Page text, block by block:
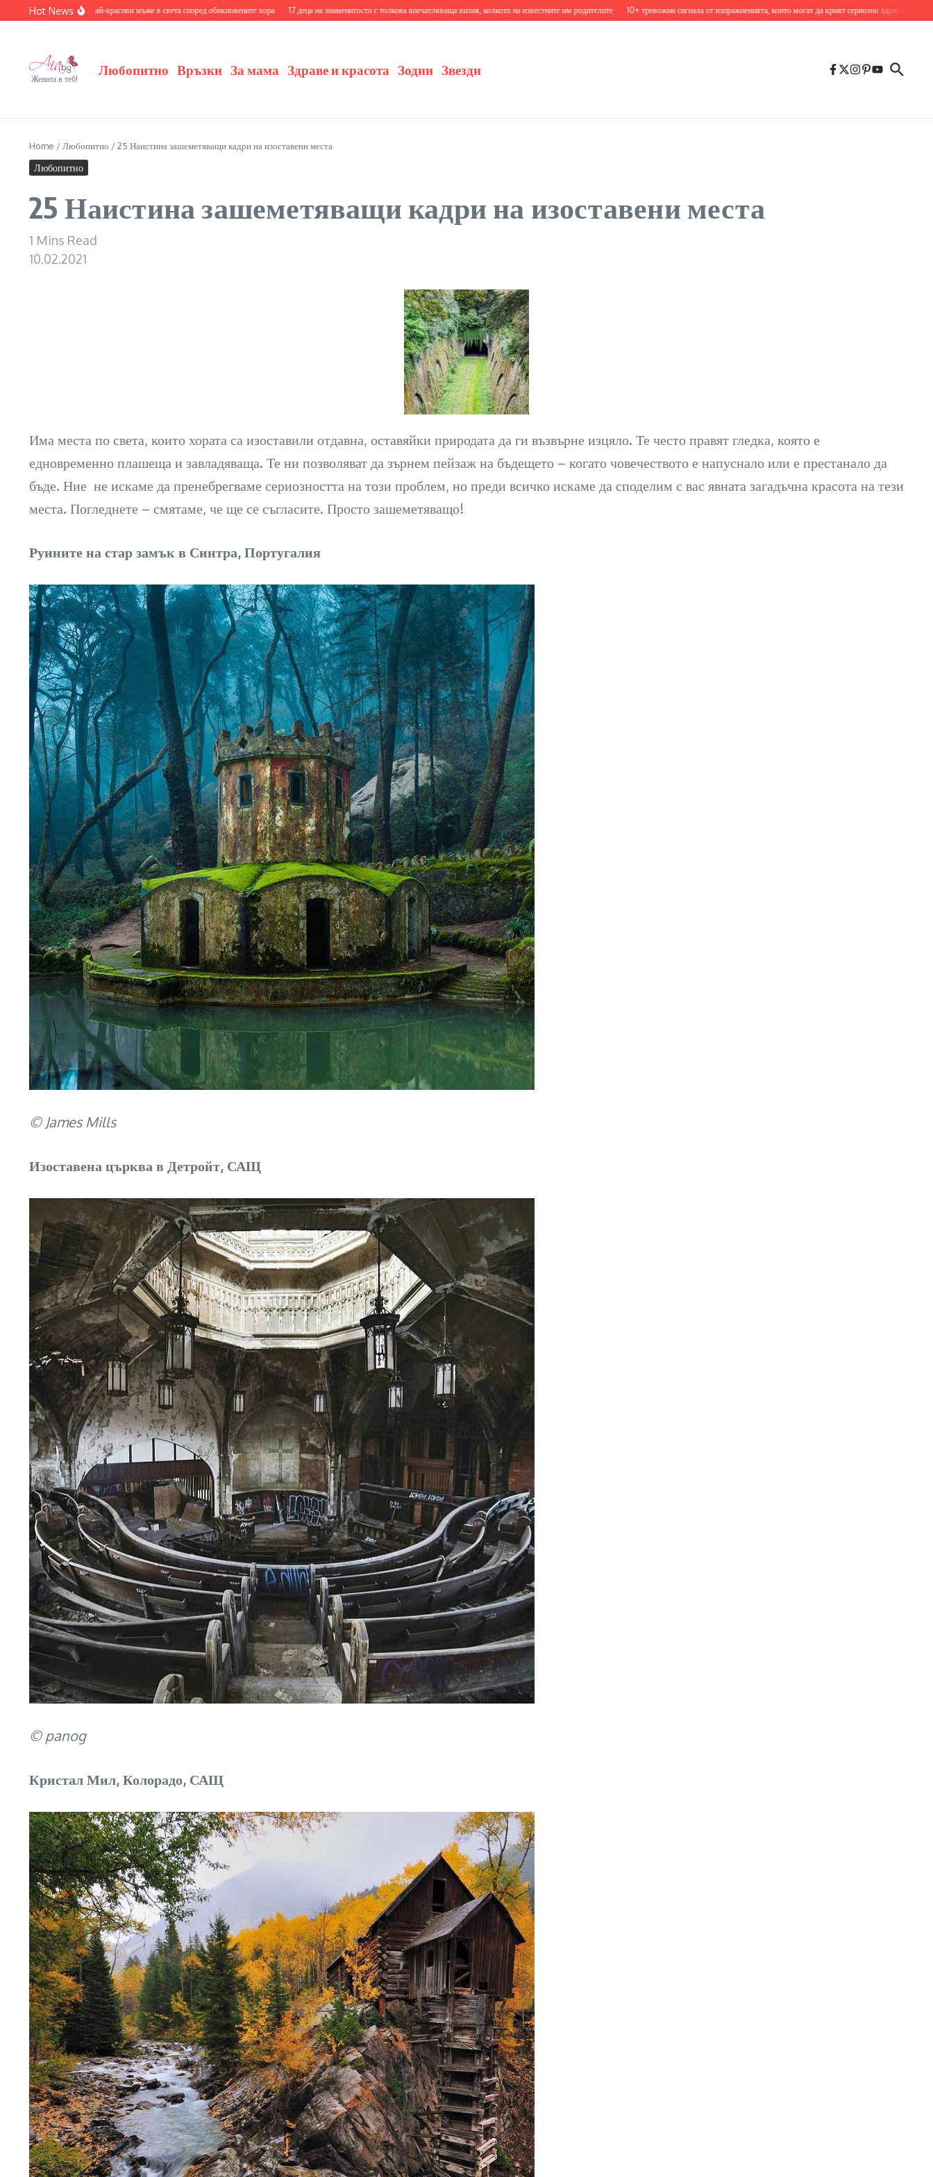
Skip to content
Hot News
се с 20-те най-красиви мъже в света според обикновените хора 17 деца на знаменитости с толкова впечатляваща визия, колкото на известните им родителите 10+ тревожни сигнала от изпражненията, които могат да крият сериозни здравословни проблеми
Жената в теб!
Любопитно Връзки За мама Здраве и красота Зодии Звезди
Home /Любопитно /25 Наистина зашеметяващи кадри на изоставени места
Любопитно
25 Наистина зашеметяващи кадри на изоставени места
1 Mins Read
10.02.2021
Има места по света, които хората са изоставили отдавна, оставяйки природата да ги възвърне изцяло. Те често правят гледка, която е
едновременно плашеща и завладяваща. Те ни позволяват да зърнем пейзаж на бъдещето – когато човечеството е напуснало или е престанало да
бъде. Ние не искаме да пренебрегваме сериозността на този проблем, но преди всичко искаме да споделим с вас явната загадъчна красота на тези
места. Погледнете – смятаме, че ще се съгласите. Просто зашеметяващо!
Руините на стар замък в Синтра, Португалия
© James Mills
Изоставена църква в Детройт, САЩ
© panog
Кристал Мил, Колорадо, САЩ